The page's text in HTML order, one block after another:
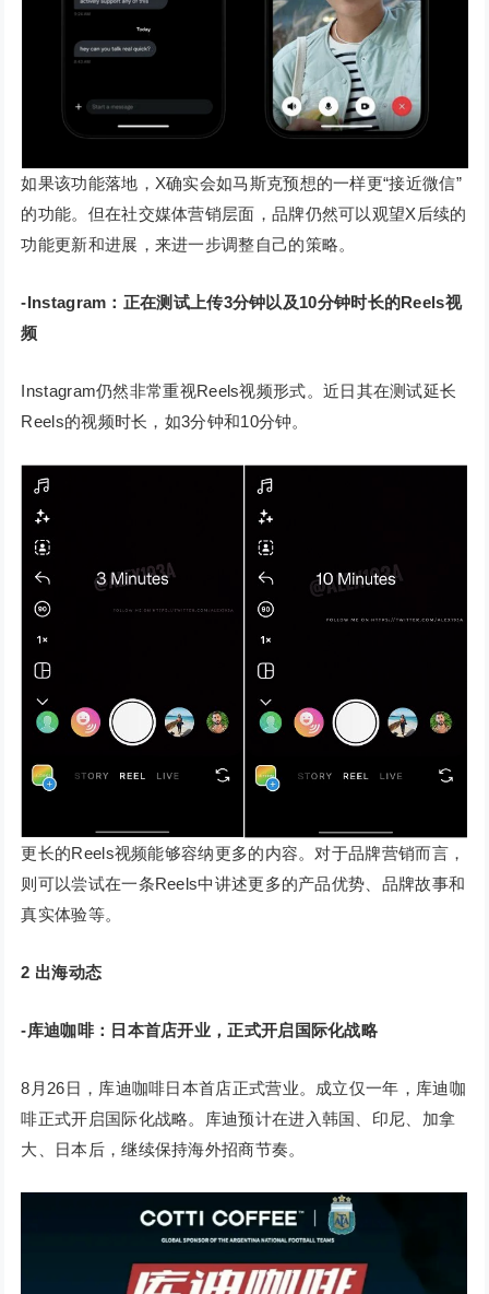
如果该功能落地，X确实会如马斯克预想的一样更“接近微信”
的功能。但在社交媒体营销层面，品牌仍然可以观望X后续的
功能更新和进展，来进一步调整自己的策略。
-Instagram ：正在测试上传3分钟以及10分钟时长的Reels视
频
Instagram仍然非常重视Reels视频形式。近日其在测试延长
Reels的视频时长，如3分钟和10分钟。
更长的Reels视频能够容纳更多的内容。对于品牌营销而言，
则可以尝试在一条Reels中讲述更多的产品优势、品牌故事和
真实体验等。
2 出海动态
-库迪咖啡：日本首店开业，正式开启国际化战略
8月26日，库迪咖啡日本首店正式营业。成立仅一年，库迪咖
啡正式开启国际化战略。库迪预计在进入韩国、印尼、加拿
大、日本后，继续保持海外招商节奏。